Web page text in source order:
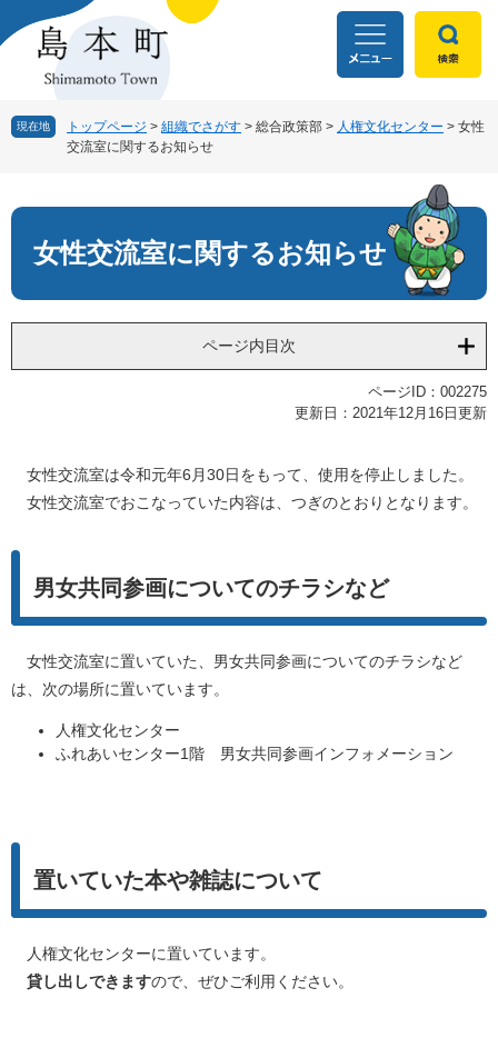
ー
ニ
本
現在地 トップページ > 組織でさがす > 総合政策部 > 人権文化センター > 女性
交流室に関するお知らせ
文
女性交流室に関するお知らせ
ページ内目次
ページID：002275
更新日：2021年12月16日更新
女性交流室は令和元年6月30日をもって、使用を停止しました。
女性交流室でおこなっていた内容は、つぎのとおりとなります。
男女共同参画についてのチラシなど
女性交流室に置いていた、男女共同参画についてのチラシなど
は、次の場所に置いています。
人権文化センター
ふれあいセンター1階 男女共同参画インフォメーション
置いていた本や雑誌について
人権文化センターに置いています。
貸し出しできますので、ぜひご利用ください。